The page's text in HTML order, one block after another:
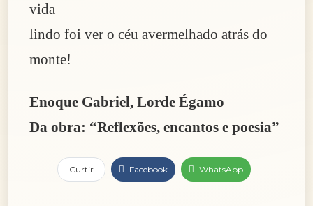
vida
lindo foi ver o céu avermelhado atrás do
monte!
Enoque Gabriel, Lorde Égamo
Da obra: “Reflexões, encantos e poesia”
Curtir Facebook WhatsApp